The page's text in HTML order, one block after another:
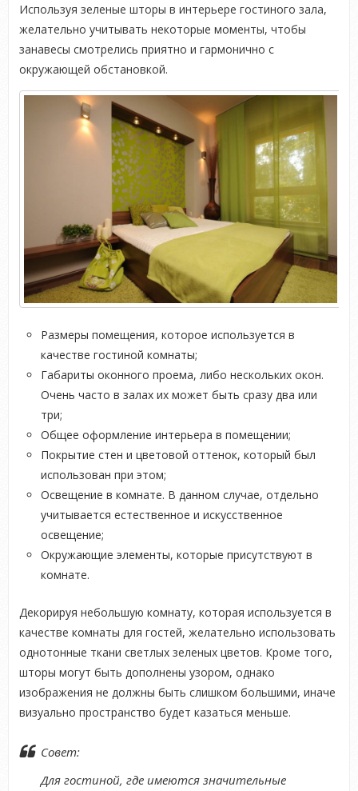
Используя зеленые шторы в интерьере гостиного зала,
желательно учитывать некоторые моменты, чтобы
занавесы смотрелись приятно и гармонично с
окружающей обстановкой.
Размеры помещения, которое используется в
качестве гостиной комнаты;
Габариты оконного проема, либо нескольких окон.
Очень часто в залах их может быть сразу два или
три;
Общее оформление интерьера в помещении;
Покрытие стен и цветовой оттенок, который был
использован при этом;
Освещение в комнате. В данном случае, отдельно
учитывается естественное и искусственное
освещение;
Окружающие элементы, которые присутствуют в
комнате.
Декорируя небольшую комнату, которая используется в
качестве комнаты для гостей, желательно использовать
однотонные ткани светлых зеленых цветов. Кроме того,
шторы могут быть дополнены узором, однако
изображения не должны быть слишком большими, иначе
визуально пространство будет казаться меньше.
Совет:
Для гостиной, где имеются значительные